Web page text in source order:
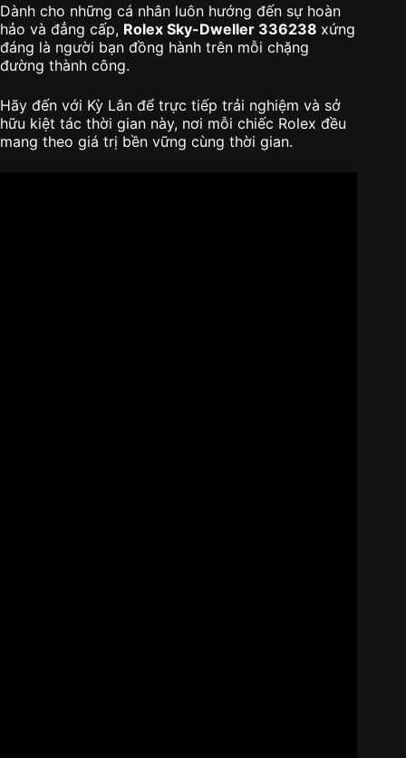
Dành cho những cá nhân luôn hướng đến sự hoàn
hảo và đẳng cấp, Rolex Sky-Dweller 336238 xứng
đáng là người bạn đồng hành trên mỗi chặng
đường thành công.
Hãy đến với Kỳ Lân để trực tiếp trải nghiệm và sở
hữu kiệt tác thời gian này, nơi mỗi chiếc Rolex đều
mang theo giá trị bền vững cùng thời gian.